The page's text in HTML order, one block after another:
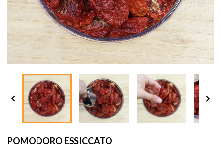


 
POMODORO ESSICCATO